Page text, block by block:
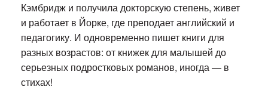
Кэмбридж и получила докторскую степень, живет
и работает в Йорке, где преподает английский и
педагогику. И одновременно пишет книги для
разных возрастов: от книжек для малышей до
серьезных подростковых романов, иногда — в
стихах!